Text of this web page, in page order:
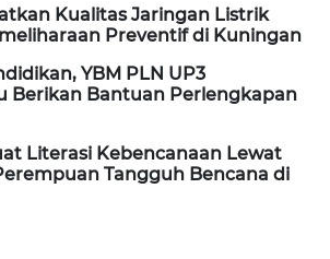
Kualitas Jaringan Listrik
Preventif di Kuningan
YBM PLN UP3
Berikan Bantuan Perlengkapan
Literasi Kebencanaan Lewat
Tangguh Bencana di